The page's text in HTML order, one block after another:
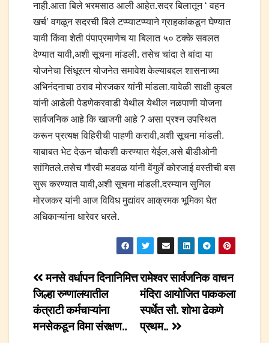
नाही.आता बिले भरमसाठ आली आहेत.सदर बिलातून ‘ वहन
खर्च’ वगळून सदरची बिले टप्प्याटप्प्याने ग्राहकांकडून घेण्यात
यावी किंवा शेती पंपाप्रमाणेच या बिलात ५० टक्के सवलत
देण्यात यावी,अशी सूचना मांडली. तसेच चांदा ते बांदा या
योजनेचा सिंधूरत्न योजनेत समावेश केल्याबद्दल शासनाच्या
अभिनंदनाचा ठराव मोरजकर यांनी मांडला.यावेळी साक्षी कुबल
यांनी आडेली पेडणेकरवाडी येथील येथील नळपाणी योजना
सार्वजनिक आहे कि खाजगी आहे ? असा प्रश्न उपस्थित
करून प्रत्यक्ष विहिरीची पाहणी करावी,अशी सूचना मांडली.
याबाबत भेट देऊन चौकशी करण्यात येईल,असे बीडीओनी
सांगितले.तसेच गौरवी मडवळ यांनी वेंगुर्ले कोरजाई वस्तीची बस
सुरू करण्यात यावी,अशी सूचना मांडली.दरम्यान सुनिल
मोरजकर यांनी आज विविध मुद्यांवर आक्रमक भूमिका घेत
अधिकाऱ्यांना धारेवर धरले.
Post
navigation
रामेश्वर सार्वजनिक वाचन
मंदिरा आयोजित पाककला
स्पर्धेत सौ. शोभा ढेकणे
प्रथम..
मनसे वर्धापन दिनानिमित्त
जिल्हा रुग्णालयातील
कंत्राटी कर्मचाऱ्यांना
मनसेकडून विमा संरक्षण..